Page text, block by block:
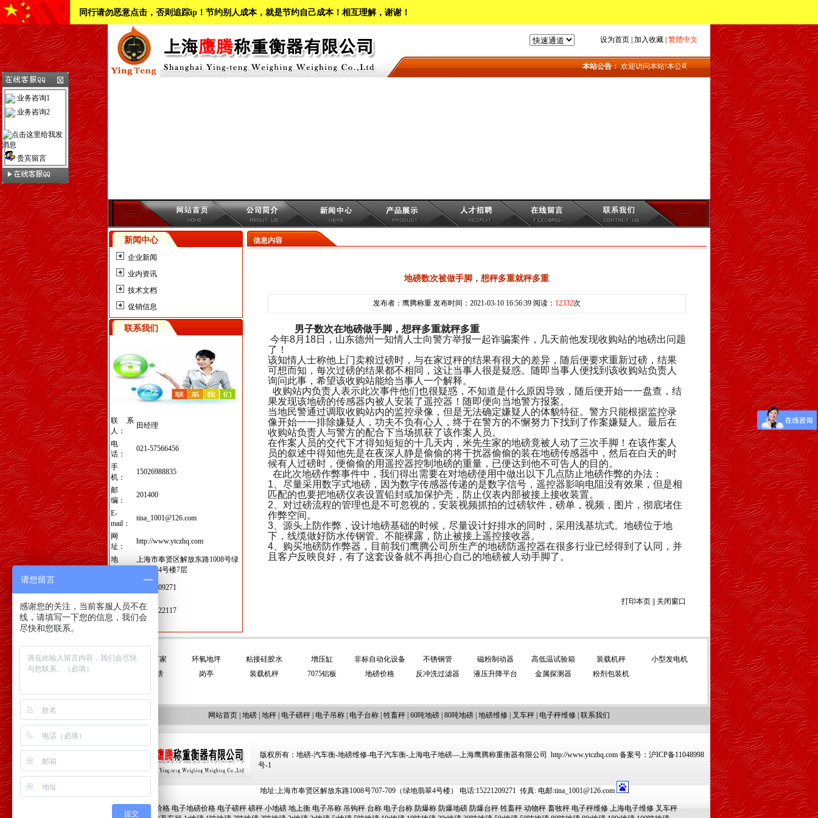
同行请勿恶意点击，否则追踪ip！节约别人成本，就是节约自己成本！相互理解，谢谢！
设为首页| 加入收藏| 繁體中文
本站公告： 欢迎访问本站!本公司主要产品：地磅_上海地磅_地磅维修
新闻中心
企业新闻
业内资讯
技术文档
促销信息
联系我们
联系
人：
田经理
电
话：
021-57566456
手
机：
15026988835
邮
编：
201400
E-
mail：
tina_1001@126.com
网
址：
http://www.ytczhq.com
地
上海市奉贤区解放东路1008号绿
地集团4号楼7层
姐：
15221209271
徐先
生：
13761422117
信息内容
地磅数次被做手脚，想秤多重就秤多重
发布者：鹰腾称重 发布时间：2021-03-10 16:56:39 阅读： 12332次
男子数次在地磅做手脚，想秤多重就秤多重
今年8月18日，山东德州一知情人士向警方举报一起诈骗案件，几天前他发现收购站的地磅出问题
了！
该知情人士称他上门卖粮过磅时，与在家过秤的结果有很大的差异，随后便要求重新过磅，结果
可想而知，每次过磅的结果都不相同，这让当事人很是疑惑。随即当事人便找到该收购站负责人
询问此事，希望该收购站能给当事人一个解释。
收购站内负责人表示此次事件他们也很疑惑，不知道是什么原因导致，随后便开始一一盘查，结
果发现该地磅的传感器内被人安装了遥控器！随即便向当地警方报案。
当地民警通过调取收购站内的监控录像，但是无法确定嫌疑人的体貌特征。警方只能根据监控录
像开始一一排除嫌疑人，功夫不负有心人，终于在警方的不懈努力下找到了作案嫌疑人。最后在
收购站负责人与警方的配合下当场抓获了该作案人员。
在作案人员的交代下才得知短短的十几天内，米先生家的地磅竟被人动了三次手脚！在该作案人
员的叙述中得知他先是在夜深人静是偷偷的将干扰器偷偷的装在地磅传感器中，然后在白天的时
候有人过磅时，便偷偷的用遥控器控制地磅的重量，已便达到他不可告人的目的。
在此次地磅作弊事件中，我们得出需要在对地磅使用中做出以下几点防止地磅作弊的办法：
1、尽量采用数字式地磅，因为数字传感器传递的是数字信号，遥控器影响电阻没有效果，但是相
匹配的也要把地磅仪表设置铅封或加保护壳，防止仪表内部被接上接收装置。
2、对过磅流程的管理也是不可忽视的，安装视频抓拍的过磅软件，磅单，视频，图片，彻底堵住
作弊空间。
3、源头上防作弊，设计地磅基础的时候，尽量设计好排水的同时，采用浅基坑式。地磅位于地
下，线缆做好防水传钢管。不能裸露，防止被接上遥控接收器。
4、购买地磅防作弊器，目前我们鹰腾公司所生产的地磅防遥控器在很多行业已经得到了认同，并
且客户反映良好，有了这套设备就不再担心自己的地磅被人动手脚了。
打印本页|| 关闭窗口
业务咨询1
业务咨询2
贵宾留言
友情链接:
平衡门厂家
环氧地坪 粘接硅胶水 增压缸 非标自动化设备 不锈钢管 磁粉制动器 高低温试验箱 装载机秤
小型发电机
电子地磅
岗亭 装载机秤 7075铝板 地磅价格 反冲洗过滤器 液压升降平台 金属探测器 粉剂包装机
网站首页 地磅 地秤 电子磅秤 电子吊称 电子台称 牲畜秤 60吨地磅 80吨地磅 地磅维修 叉车秤 电子秤维修 联系我们
版权所有：地磅-汽车衡-地磅维修-电子汽车衡-上海电子地磅—上海鹰腾称重衡器有限公司 http://www.ytczhq.com 备案号： 沪ICP备11048998
号-1
地址:上海市奉贤区解放东路1008号707-709（绿地翡翠4号楼） 电话:15221209271 传真: 电邮:tina_1001@126.com
地磅价格 电子地磅价格 电子磅秤 磅秤 小地磅 地上衡 电子吊称 吊钩秤 台称 电子台称 防爆称 防爆地磅 防爆台秤 牲畜秤 动物秤 畜牧秤 电子秤维修 上海电子维修 叉车秤
请您留言
感谢您的关注，当前客服人员不在
线，请填写一下您的信息，我们会
尽快和您联系。
提交